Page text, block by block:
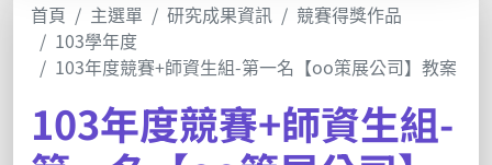
首頁 主選單 研究成果資訊
競賽得獎作品
103學年度
103年度競賽+師資生組-第一名【oo策展公司】教案
103年度競賽+師資生組-